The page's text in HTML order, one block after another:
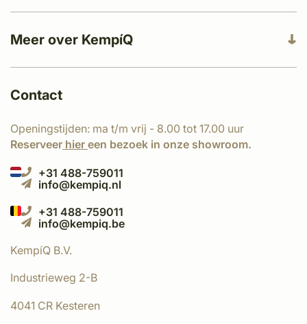
Meer over KempíQ
Contact
Openingstijden: ma t/m vrij - 8.00 tot 17.00 uur
Reserveer hier een bezoek in onze showroom.
+31 488-759011
info@kempiq.nl
+31 488-759011
info@kempiq.be
KempíQ B.V.
Industrieweg 2-B
4041 CR Kesteren